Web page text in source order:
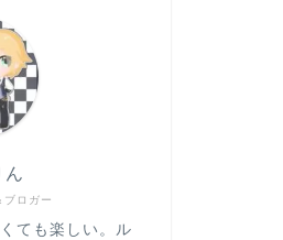
ロガー
ん
ても楽しい。ル